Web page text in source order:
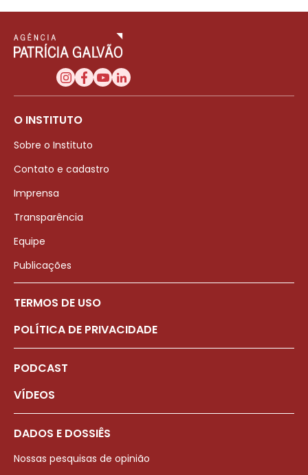
O INSTITUTO
Sobre o Instituto
Contato e cadastro
Imprensa
Transparência
Equipe
Publicações
TERMOS DE USO
POLÍTICA DE PRIVACIDADE
PODCAST
VÍDEOS
DADOS E DOSSIÊS
Nossas pesquisas de opinião